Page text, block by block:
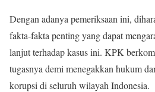
Dengan adanya pemeriksaan ini,
fakta-fakta penting yang dapat
lanjut terhadap kasus ini. KPK
tugasnya demi menegakkan hukum
korupsi di seluruh wilayah Indonesia.